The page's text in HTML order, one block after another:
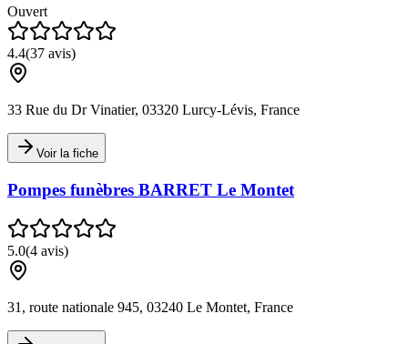
Ouvert
4.4(37 avis)
33 Rue du Dr Vinatier, 03320 Lurcy-Lévis, France
Voir la fiche
Pompes funèbres BARRET Le Montet
5.0(4 avis)
31, route nationale 945, 03240 Le Montet, France